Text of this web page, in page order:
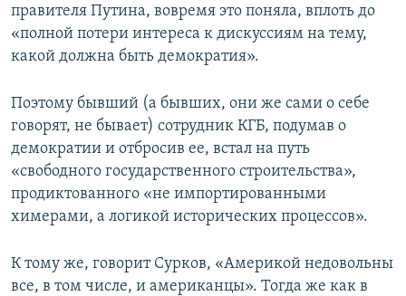
правителя Путина, вовремя это поняла, вплоть до
«полной потери интереса к дискуссиям на тему,
какой должна быть демократия».
Поэтому бывший (а бывших, они же сами о себе
говорят, не бывает) сотрудник КГБ, подумав о
демократии и отбросив ее, встал на путь
«свободного государственного строительства»,
продиктованного «не импортированными
химерами, а логикой исторических процессов».
К тому же, говорит Сурков, «Америкой недовольны
все, в том числе, и американцы». Тогда же как в